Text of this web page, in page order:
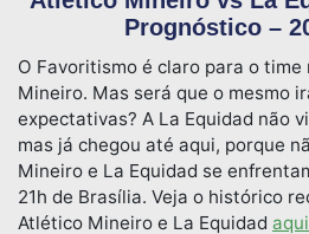
Prognóstico –
O Favoritismo é claro para o
Mineiro. Mas será que o mesmo
expectativas? A La Equidad não
mas já chegou até aqui, porque
Mineiro e La Equidad se
21h de Brasília. Veja o histórico
Atlético Mineiro e La Equidad